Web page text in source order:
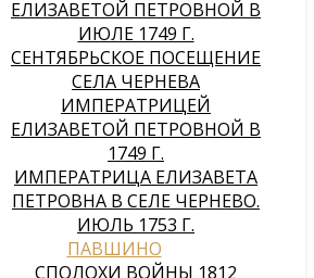
ЕЛИЗАВЕТОЙ ПЕТРОВНОЙ В
ИЮЛЕ 1749 Г.
СЕНТЯБРЬСКОЕ ПОСЕЩЕНИЕ
СЕЛА ЧЕРНЕВА
ИМПЕРАТРИЦЕЙ
ЕЛИЗАВЕТОЙ ПЕТРОВНОЙ В
1749 Г.
ИМПЕРАТРИЦА ЕЛИЗАВЕТА
ПЕТРОВНА В СЕЛЕ ЧЕРНЕВО.
ИЮЛЬ 1753 Г.
ПАВШИНО
СПОЛОХИ ВОЙНЫ 1812